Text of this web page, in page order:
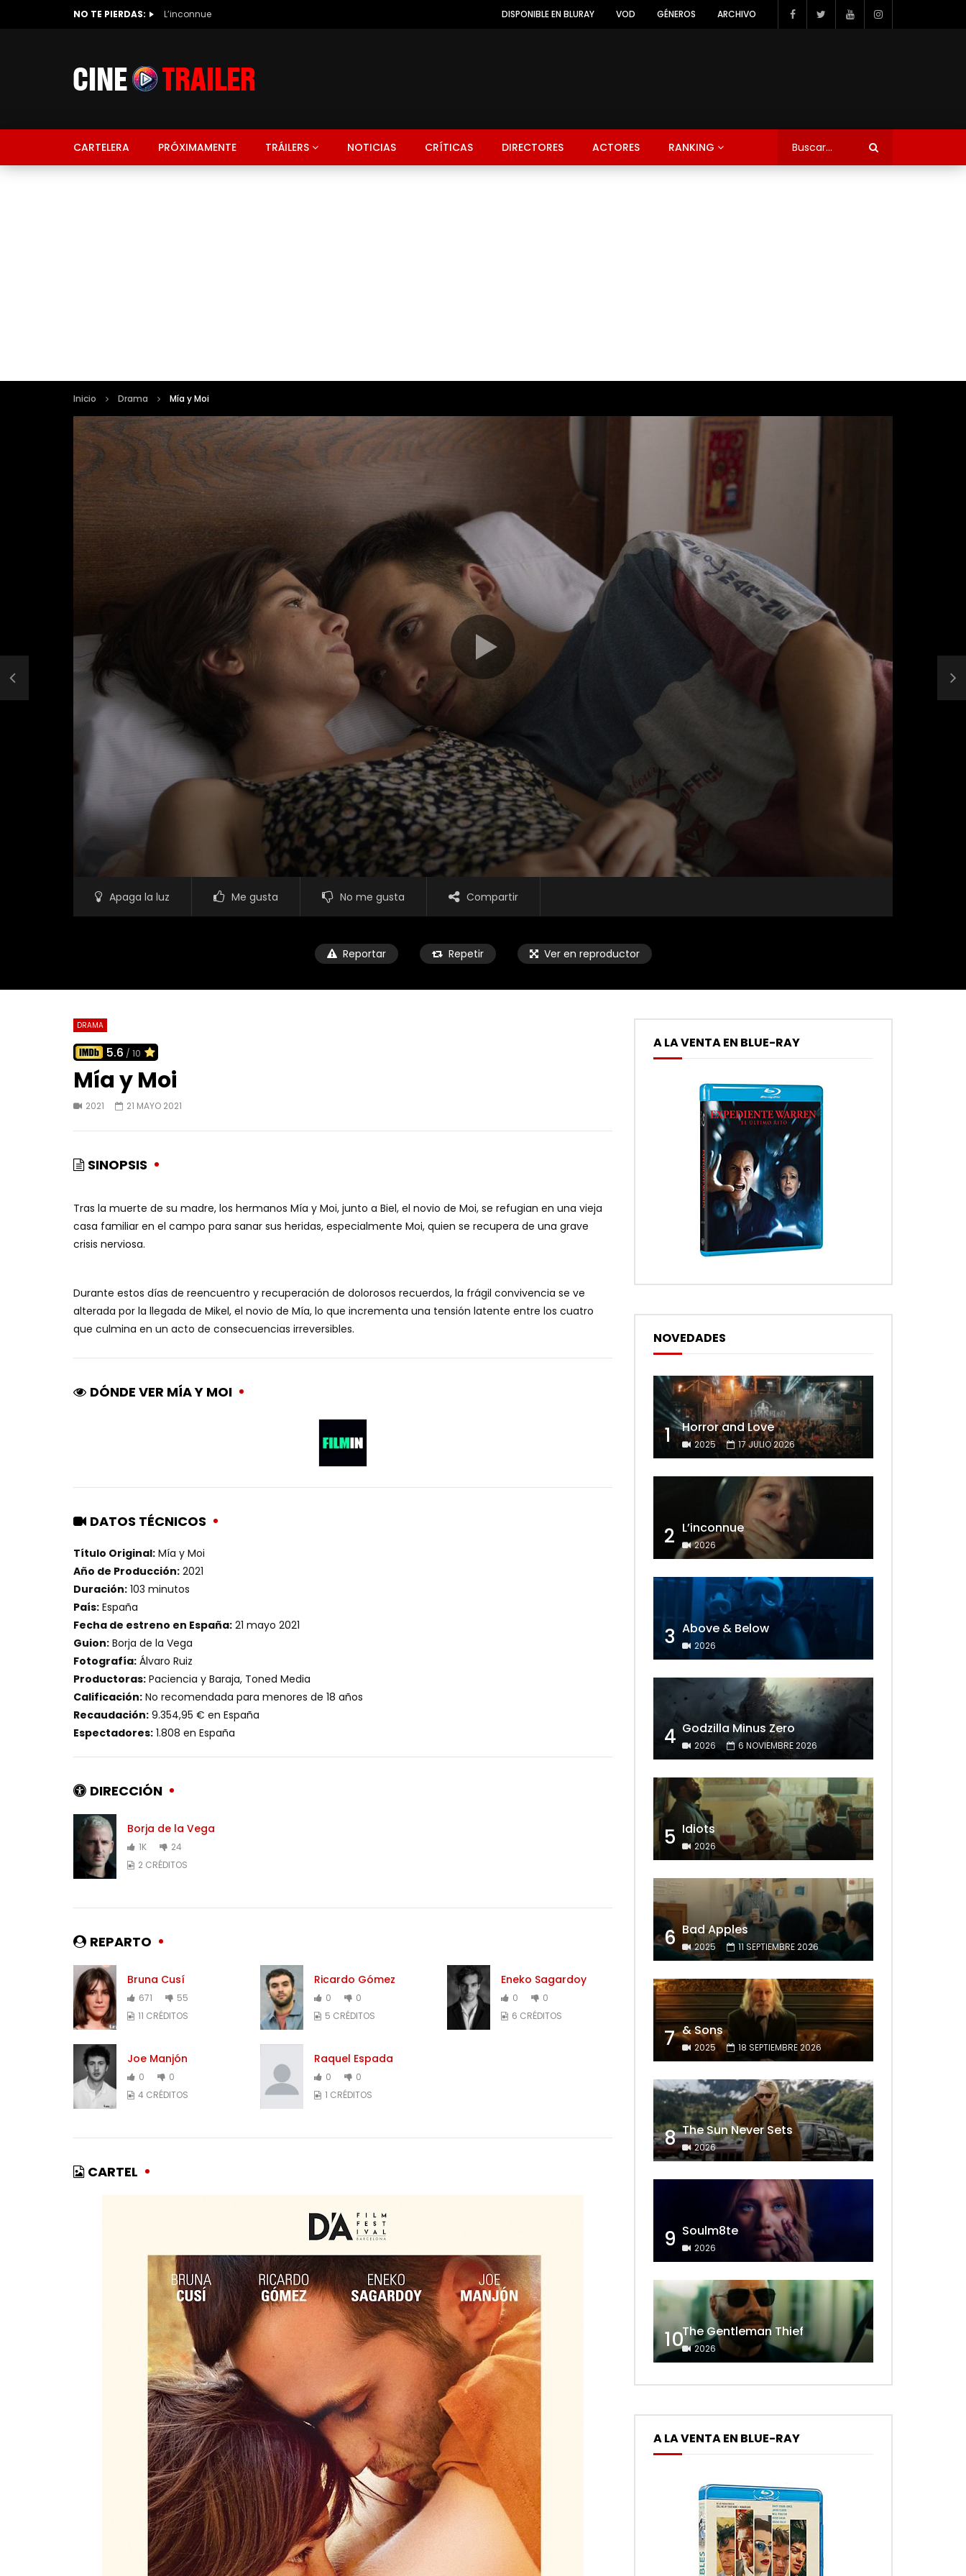
NO TE PIERDAS: L’inconnue DISPONIBLE EN BLURAY VOD GÉNEROS ARCHIVO
CARTELERA PRÓXIMAMENTE TRÁILERS NOTICIAS CRÍTICAS DIRECTORES ACTORES RANKING
Inicio Drama Mía y Moi
Apaga la luz Me gusta No me gusta Compartir
Reportar Repetir Ver en reproductor
DRAMA
5.6 / 10
Mía y Moi
2021 21 MAYO 2021
SINOPSIS
Tras la muerte de su madre, los hermanos Mía y Moi, junto a Biel, el novio de Moi, se refugian en una vieja
casa familiar en el campo para sanar sus heridas, especialmente Moi, quien se recupera de una grave
crisis nerviosa.
Durante estos días de reencuentro y recuperación de dolorosos recuerdos, la frágil convivencia se ve
alterada por la llegada de Mikel, el novio de Mía, lo que incrementa una tensión latente entre los cuatro
que culmina en un acto de consecuencias irreversibles.
DÓNDE VER MÍA Y MOI
DATOS TÉCNICOS
Título Original: Mía y Moi
Año de Producción: 2021
Duración: 103 minutos
País: España
Fecha de estreno en España: 21 mayo 2021
Guion: Borja de la Vega
Fotografía: Álvaro Ruiz
Productoras: Paciencia y Baraja, Toned Media
Calificación: No recomendada para menores de 18 años
Recaudación: 9.354,95 € en España
Espectadores: 1.808 en España
DIRECCIÓN
Borja de la Vega
1K
24
2 CRÉDITOS
REPARTO
Bruna Cusí
671
55
11 CRÉDITOS
Ricardo Gómez
0
0
5 CRÉDITOS
Eneko Sagardoy
0
0
6 CRÉDITOS
Joe Manjón
0
0
4 CRÉDITOS
Raquel Espada
0
0
1 CRÉDITOS
CARTEL
A LA VENTA EN BLUE-RAY
NOVEDADES
1 Horror and Love
2025 17 JULIO 2026
2 L’inconnue
2026
3 Above & Below
2026
4 Godzilla Minus Zero
2026 6 NOVIEMBRE 2026
5 Idiots
2026
6 Bad Apples
2025 11 SEPTIEMBRE 2026
7 & Sons
2025 18 SEPTIEMBRE 2026
8 The Sun Never Sets
2026
9 Soulm8te
2026
10The Gentleman Thief
2026
A LA VENTA EN BLUE-RAY